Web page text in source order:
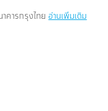
าคารกรุงไทยอ่านเพิ่มเติม